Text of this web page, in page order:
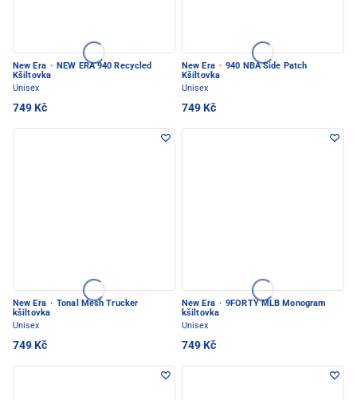
New Era · NEW ERA 940 Recycled
Kšiltovka
Unisex
749 Kč
New Era · 940 NBA Side Patch
Kšiltovka
Unisex
749 Kč
New Era · Tonal Mesh Trucker
kšiltovka
Unisex
749 Kč
New Era · 9FORTY MLB Monogram
kšiltovka
Unisex
749 Kč